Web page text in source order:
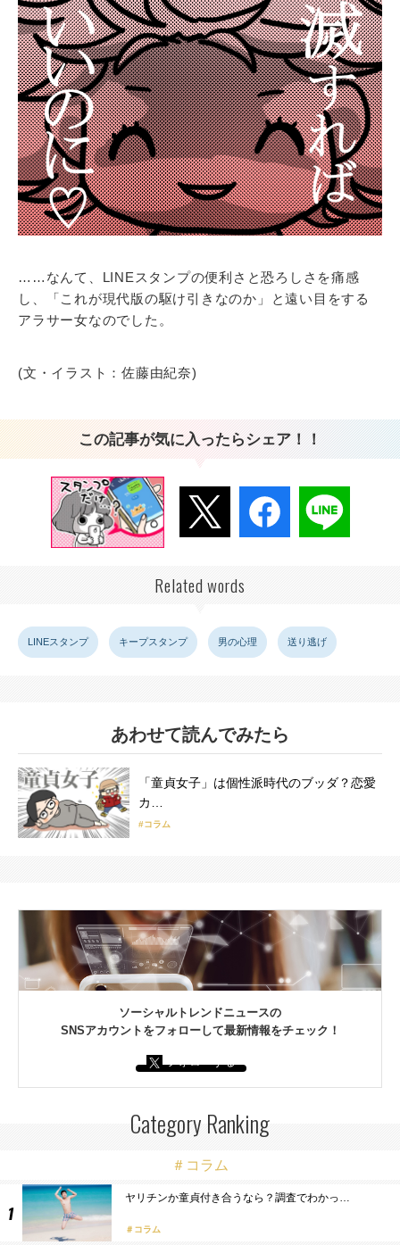
……なんて、LINEスタンプの便利さと恐ろしさを痛感
し、「これが現代版の駆け引きなのか」と遠い目をする
アラサー女なのでした。
(文・イラスト：佐藤由紀奈)
この記事が気に入ったらシェア！！
Related words
LINEスタンプ キープスタンプ 男の心理 送り逃げ
あわせて読んでみたら
「童貞女子」は個性派時代のブッダ？恋愛
カ…
#コラム
ソーシャルトレンドニュースの
SNSアカウントをフォローして最新情報をチェック！
フォローする
Category Ranking
＃コラム
ヤリチンか童貞付き合うなら？調査でわかっ…
コラム